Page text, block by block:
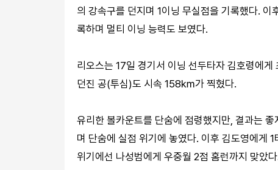
의 강속구를 던지며 1이닝 무실점을 기록했다. 이
록하며 멀티 이닝 능력도 보였다.
리오스는 17일 경기서 이닝 선두타자 김호령에
던진 공(투심)도 시속 158㎞가 찍혔다.
유리한 볼카운트를 단숨에 점령했지만, 결과는
며 단숨에 실점 위기에 놓였다. 이후 김도영에게
위기에선 나성범에게 우중월 2점 홈런까지 맞았